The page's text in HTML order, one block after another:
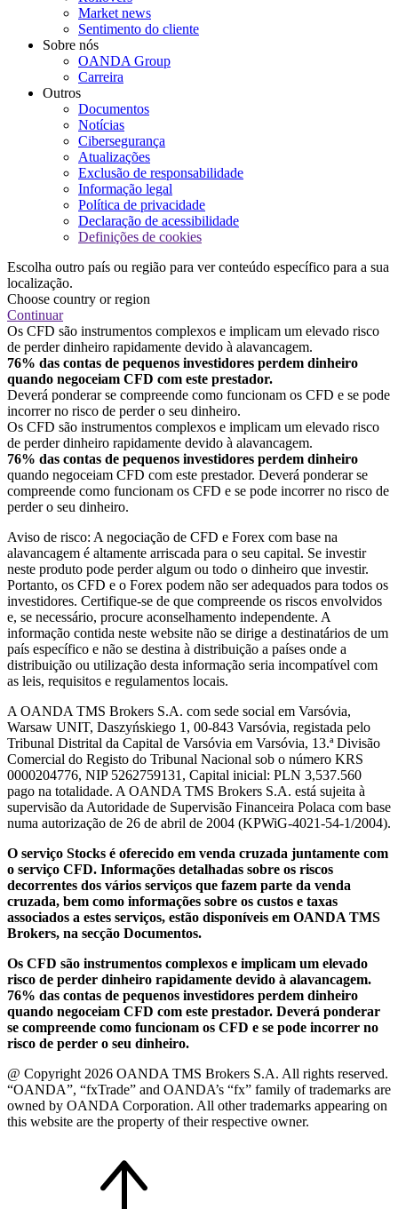
Market news
Sentimento do cliente
Sobre nós
OANDA Group
Carreira
Outros
Documentos
Notícias
Cibersegurança
Atualizações
Exclusão de responsabilidade
Informação legal
Política de privacidade
Declaração de acessibilidade
Definições de cookies
Escolha outro país ou região para ver conteúdo específico para a sua
localização.
Choose country or region
Continuar
Os CFD são instrumentos complexos e implicam um elevado risco
de perder dinheiro rapidamente devido à alavancagem.
76% das contas de pequenos investidores perdem dinheiro
quando negoceiam CFD com este prestador.
Deverá ponderar se compreende como funcionam os CFD e se pode
incorrer no risco de perder o seu dinheiro.
Os CFD são instrumentos complexos e implicam um elevado risco
de perder dinheiro rapidamente devido à alavancagem.
76% das contas de pequenos investidores perdem dinheiro
quando negoceiam CFD com este prestador. Deverá ponderar se
compreende como funcionam os CFD e se pode incorrer no risco de
perder o seu dinheiro.
Aviso de risco: A negociação de CFD e Forex com base na
alavancagem é altamente arriscada para o seu capital. Se investir
neste produto pode perder algum ou todo o dinheiro que investir.
Portanto, os CFD e o Forex podem não ser adequados para todos os
investidores. Certifique-se de que compreende os riscos envolvidos
e, se necessário, procure aconselhamento independente. A
informação contida neste website não se dirige a destinatários de um
país específico e não se destina à distribuição a países onde a
distribuição ou utilização desta informação seria incompatível com
as leis, requisitos e regulamentos locais.
A OANDA TMS Brokers S.A. com sede social em Varsóvia,
Warsaw UNIT, Daszyńskiego 1, 00-843 Varsóvia, registada pelo
Tribunal Distrital da Capital de Varsóvia em Varsóvia, 13.ª Divisão
Comercial do Registo do Tribunal Nacional sob o número KRS
0000204776, NIP 5262759131, Capital inicial: PLN 3,537.560
pago na totalidade. A OANDA TMS Brokers S.A. está sujeita à
supervisão da Autoridade de Supervisão Financeira Polaca com base
numa autorização de 26 de abril de 2004 (KPWiG-4021-54-1/2004).
O serviço Stocks é oferecido em venda cruzada juntamente com
o serviço CFD. Informações detalhadas sobre os riscos
decorrentes dos vários serviços que fazem parte da venda
cruzada, bem como informações sobre os custos e taxas
associados a estes serviços, estão disponíveis em OANDA TMS
Brokers, na secção Documentos.
Os CFD são instrumentos complexos e implicam um elevado
risco de perder dinheiro rapidamente devido à alavancagem.
76% das contas de pequenos investidores perdem dinheiro
quando negoceiam CFD com este prestador. Deverá ponderar
se compreende como funcionam os CFD e se pode incorrer no
risco de perder o seu dinheiro.
@ Copyright 2026 OANDA TMS Brokers S.A. All rights reserved.
“OANDA”, “fxTrade” and OANDA’s “fx” family of trademarks are
owned by OANDA Corporation. All other trademarks appearing on
this website are the property of their respective owner.